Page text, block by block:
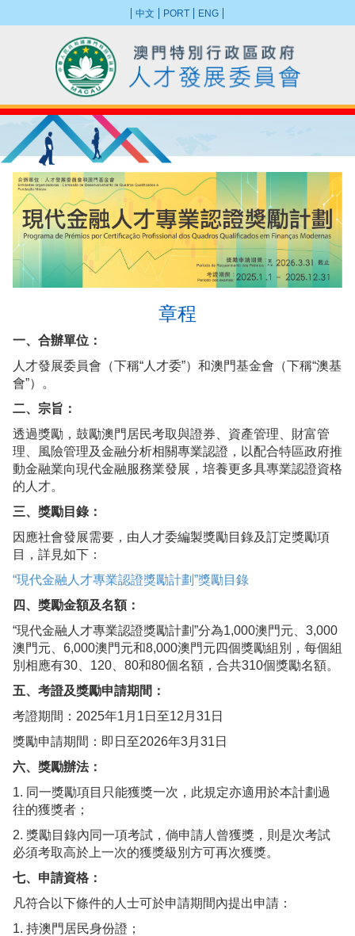
中文 PORT ENG
章程
一、合辦單位：
人才發展委員會（下稱“人才委”）和澳門基金會（下稱“澳基
會”）。
二、宗旨：
透過獎勵，鼓勵澳門居民考取與證券、資產管理、財富管
理、風險管理及金融分析相關專業認證，以配合特區政府推
動金融業向現代金融服務業發展，培養更多具專業認證資格
的人才。
三、獎勵目錄：
因應社會發展需要，由人才委編製獎勵目錄及訂定獎勵項
目，詳見如下：
“現代金融人才專業認證獎勵計劃”獎勵目錄
四、獎勵金額及名額：
“現代金融人才專業認證獎勵計劃”分為1,000澳門元、3,000
澳門元、6,000澳門元和8,000澳門元四個獎勵組別，每個組
別相應有30、120、80和80個名額，合共310個獎勵名額。
五、考證及獎勵申請期間：
考證期間：2025年1月1日至12月31日
獎勵申請期間：即日至2026年3月31日
六、獎勵辦法：
1. 同一獎勵項目只能獲獎一次，此規定亦適用於本計劃過
往的獲獎者；
2. 獎勵目錄內同一項考試，倘申請人曾獲獎，則是次考試
必須考取高於上一次的獲獎級別方可再次獲獎。
七、申請資格：
凡符合以下條件的人士可於申請期間內提出申請：
1. 持澳門居民身份證；